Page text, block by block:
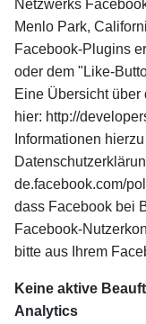
Netzwerks
Menlo Park,
Facebook-Plugins
oder dem "Like-
Eine Übersicht
hier: http://
Informationen
de.facebook.com/
dass Facebook bei
Facebook-
bitte aus Ihrem
Keine aktive
Analytics